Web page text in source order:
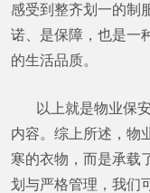
感受到整齐划一的制
诺、是保障，也是一
的生活品质。
以上就是物业保
内容。综上所述，物
寒的衣物，而是承载
划与严格管理，我们